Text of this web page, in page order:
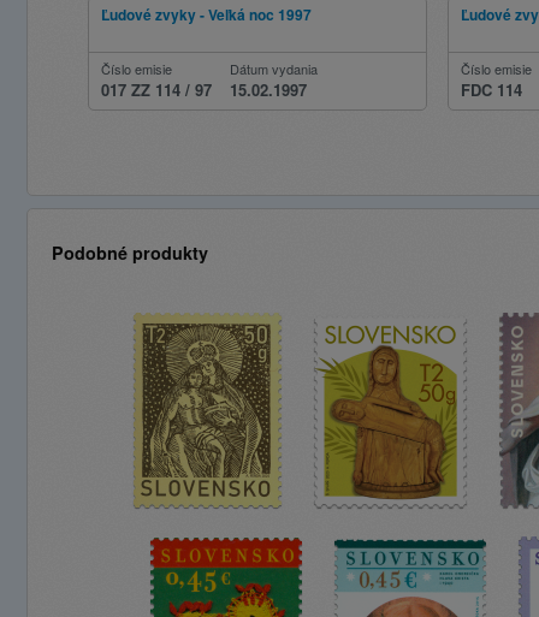
Ľudové zvyky - Veľká noc 1997
Číslo emisie
017 ZZ 114 / 97
Dátum vydania
15.02.1997
Ľudové
Číslo emisie
FDC 114
Podobné produkty